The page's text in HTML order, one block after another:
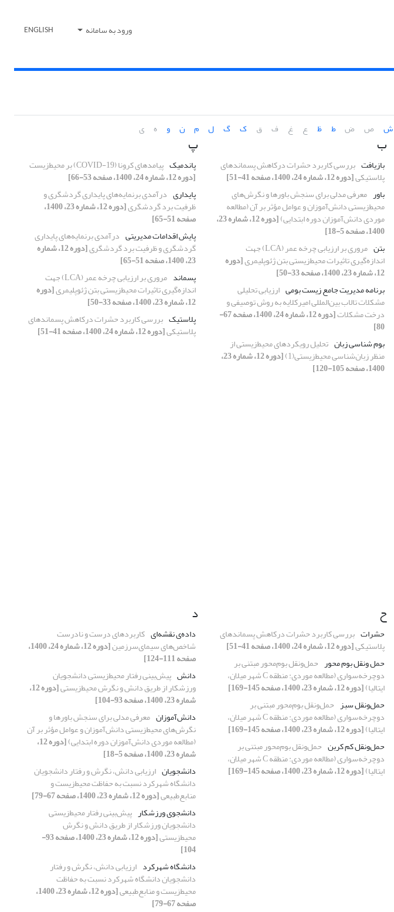
ورود به سامانه ENGLISH
ش ص ض ط ظ ع غ ف ق ک گ ل م ن و ه ی
ب
بازیافت بررسی کاربرد حشرات درکاهش پسماند‌های
پلاستیکی[دوره 12، شماره 24، 1400، صفحه 41-51]
باور معرفی مدلی برای سنجش باورها و نگرش‌های
محیط‌زیستی دانش‌آموزان و عوامل مؤثر بر آن (مطالعه
موردی دانش‌آموزان دوره ابتدایی) [دوره 12، شماره 23،
1400، صفحه 5-18]
بتن
مروری بر ارزیابی چرخه عمر (LCA) جهت
اندازه‌گیری تاثیرات محیط‌زیستی بتن ژئوپلیمری[دوره
12، شماره 23، 1400، صفحه 33-50]
برنامه مدیریت جامع زیست بومی ارزیابی تحلیلی
مشکلات تالاب بین‌‌المللی امیر‌‌کلایه به روش توصیفی و
درخت مشکلات [دوره 12، شماره 24، 1400، صفحه 67-
80]
بوم شناسی زبان تحلیل رویکردهای ‌محیط‌زیستی از
منظر زبان‌شناسی ‌محیط‌زیستی(1) [دوره 12، شماره 23،
1400، صفحه 105-120]
پ
پاندمیک پیامد‌های کرونا (COVID-19) بر محیط‌زیست
[دوره 12، شماره 24، 1400، صفحه 53-66]
پایداری درآمدی برنمایه‌‌های پایداری گردشگری و
ظرفیت برد گردشگری [دوره 12، شماره 23، 1400،
صفحه 51-65]
پایش اقدامات مدیریتی درآمدی برنمایه‌‌های پایداری
گردشگری و ظرفیت برد گردشگری [دوره 12، شماره
23، 1400، صفحه 51-65]
پسماند
مروری بر ارزیابی چرخه عمر (LCA) جهت
اندازه‌گیری تاثیرات محیط‌زیستی بتن ژئوپلیمری[دوره
12، شماره 23، 1400، صفحه 33-50]
پلاستیک بررسی کاربرد حشرات درکاهش پسماند‌های
پلاستیکی[دوره 12، شماره 24، 1400، صفحه 41-51]
ح
حشرات بررسی کاربرد حشرات درکاهش پسماند‌های
پلاستیکی[دوره 12، شماره 24، 1400، صفحه 41-51]
حمل ونقل بوم محور حمل‌ونقل بوم‌محور مبتنی بر
دوچرخه‌سواری (مطالعه موردی: منطقه C شهر میلان،
ایتالیا)[دوره 12، شماره 23، 1400، صفحه 145-169]
حمل‌ونقل سبز حمل‌ونقل بوم‌محور مبتنی بر
دوچرخه‌سواری (مطالعه موردی: منطقه C شهر میلان،
ایتالیا)[دوره 12، شماره 23، 1400، صفحه 145-169]
حمل‌ونقل کم کربن حمل‌ونقل بوم‌محور مبتنی بر
دوچرخه‌سواری (مطالعه موردی: منطقه C شهر میلان،
ایتالیا)[دوره 12، شماره 23، 1400، صفحه 145-169]
د
داده‌‌ی نقشه‌‌ای کاربردهای درست و نادرست
شاخص‌‌های سیمای‌‌سرزمین [دوره 12، شماره 24، 1400،
صفحه 111-124]
دانش پیش‌‌بینی رفتار محیط‌زیستی دانشجویان
ورزشکار از طریق دانش و نگرش محیط‌زیستی [دوره 12،
شماره 23، 1400، صفحه 93-104]
دانش‌آموزان معرفی مدلی برای سنجش باورها و
نگرش‌های محیط‌زیستی دانش‌آموزان و عوامل مؤثر بر آن
(مطالعه موردی دانش‌آموزان دوره ابتدایی) [دوره 12،
شماره 23، 1400، صفحه 5-18]
دانشجویان ارزیابی دانش، نگرش و رفتار دانشجویان
دانشگاه شهرکرد نسبت به حفاظت محیط‌زیست و
منابع‌طبیعی[دوره 12، شماره 23، 1400، صفحه 67-79]
دانشجوی ورزشکار پیش‌‌بینی رفتار محیط‌زیستی
دانشجویان ورزشکار از طریق دانش و نگرش
محیط‌زیستی [دوره 12، شماره 23، 1400، صفحه 93-
104]
دانشگاه شهرکرد ارزیابی دانش، نگرش و رفتار
دانشجویان دانشگاه شهرکرد نسبت به حفاظت
محیط‌زیست و منابع‌طبیعی [دوره 12، شماره 23، 1400،
صفحه 67-79]